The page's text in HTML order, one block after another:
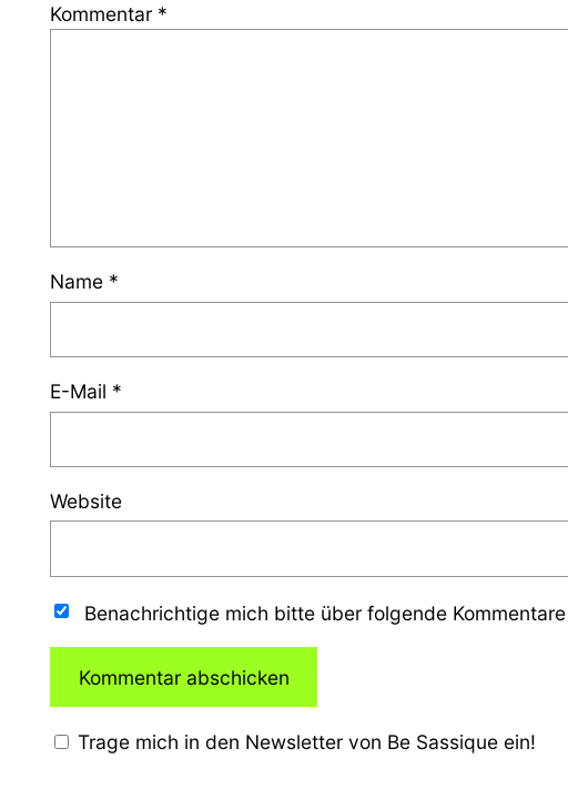
Kommentar *
Name *
E-Mail *
Website
Benachrichtige mich bitte über folgende Kommentare
Trage mich in den Newsletter von Be Sassique ein!